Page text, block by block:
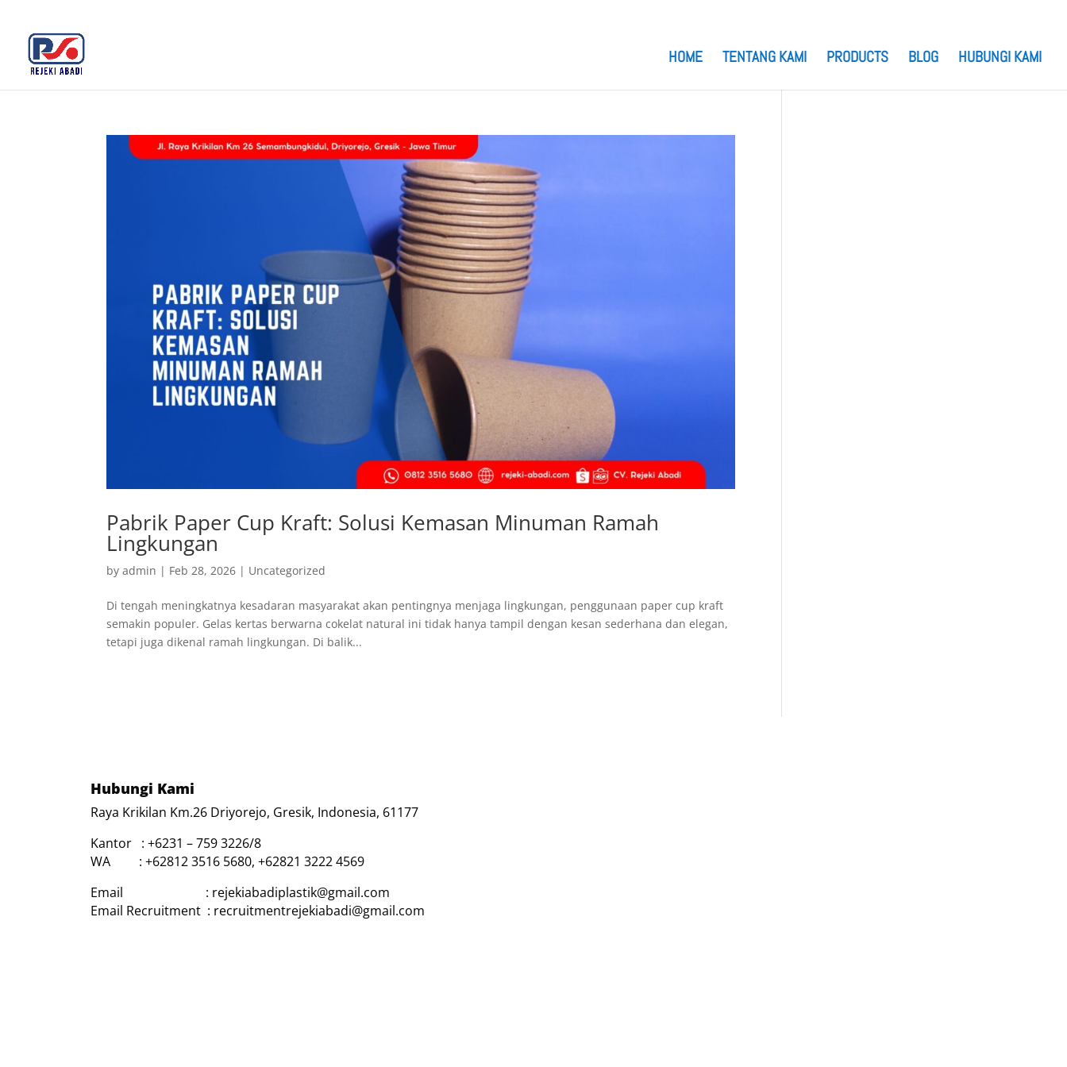
HOME TENTANG KAMI PRODUCTS BLOG HUBUNGI KAMI
Pabrik Paper Cup Kraft: Solusi Kemasan Minuman Ramah
Lingkungan
byadmin | Feb 28, 2026 | Uncategorized
Di tengah meningkatnya kesadaran masyarakat akan pentingnya menjaga lingkungan, penggunaan paper cup kraft
semakin populer. Gelas kertas berwarna cokelat natural ini tidak hanya tampil dengan kesan sederhana dan elegan,
tetapi juga dikenal ramah lingkungan. Di balik...
Hubungi Kami
Raya Krikilan Km.26 Driyorejo, Gresik, Indonesia, 61177
Kantor : +6231 – 759 3226/8
WA : +62812 3516 5680, +62821 3222 4569
Email : rejekiabadiplastik@gmail.com
Email Recruitment : recruitmentrejekiabadi@gmail.com